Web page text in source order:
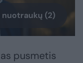
nuotraukų (2)
pusmetis